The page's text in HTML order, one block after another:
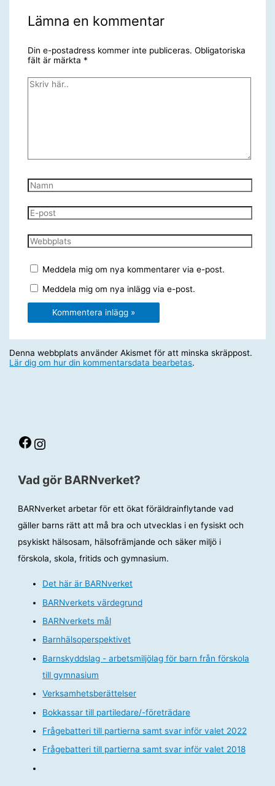
Lämna en kommentar
Din e-postadress kommer inte publiceras. Obligatoriska
fält är märkta *
Skriv
Namn
E-
post
Webbplats
Meddela mig om nya kommentarer via e-post.
Meddela mig om nya inlägg via e-post.
Denna webbplats använder Akismet för att minska skräppost.
Lär dig om hur din kommentarsdata bearbetas.
Facebook Instagram
Vad gör BARNverket?
BARNverket arbetar för ett ökat föräldrainflytande vad
gäller barns rätt att må bra och utvecklas i en fysiskt och
psykiskt hälsosam, hälsofrämjande och säker miljö i
förskola, skola, fritids och gymnasium.
Det här är BARNverket
BARNverkets värdegrund
BARNverkets mål
Barnhälsoperspektivet
Barnskyddslag - arbetsmiljölag för barn från förskola
till gymnasium
Verksamhetsberättelser
Bokkassar till partiledare/-företrädare
Frågebatteri till partierna samt svar inför valet 2022
Frågebatteri till partierna samt svar inför valet 2018